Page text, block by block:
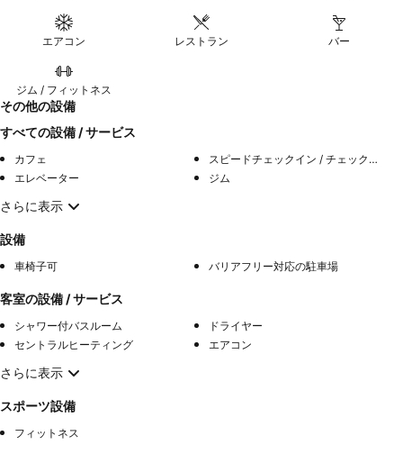
エアコン レストラン バー
ジム / フィットネス
その他の設備
すべての設備 / サービス
カフェ
スピードチェックイン / チェックアウト
エレベーター
ジム
さらに表示
設備
車椅子可 バリアフリー対応の駐車場
客室の設備 / サービス
シャワー付バスルーム
ドライヤー
セントラルヒーティング
エアコン
さらに表示
スポーツ設備
フィットネス